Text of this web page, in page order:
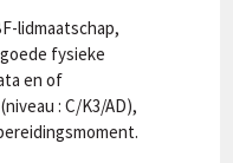
lidmaatschap,
fysieke
en of
: C/K3/AD),